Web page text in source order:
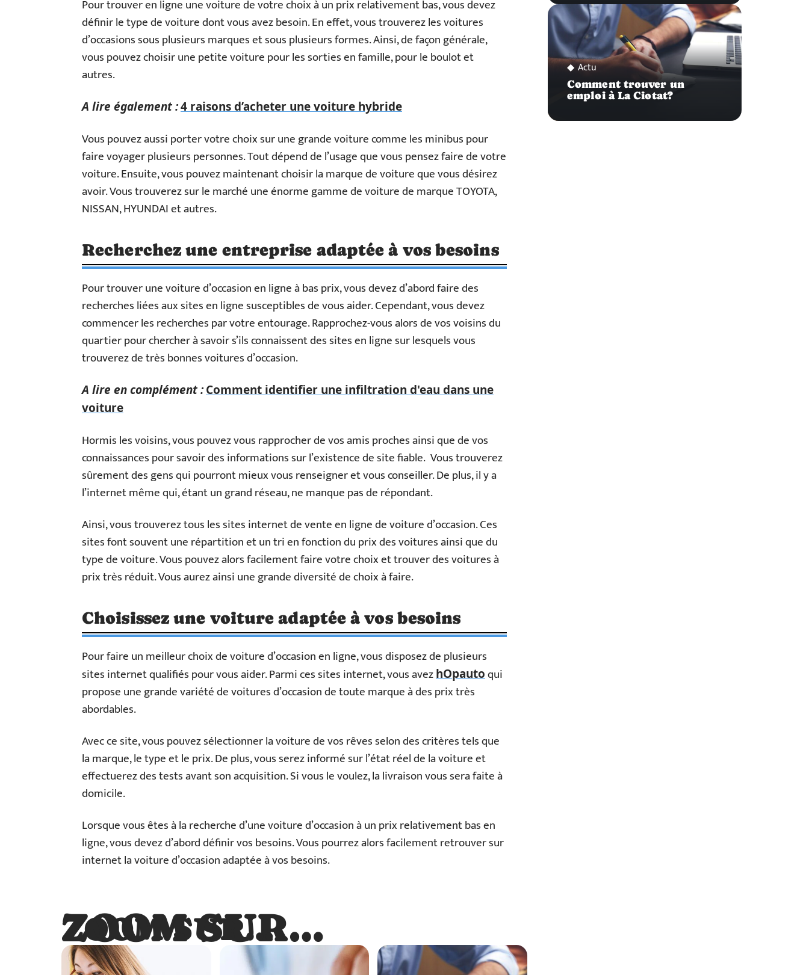
Pour trouver en ligne une voiture de votre choix à un prix relativement bas, vous devez
définir le type de voiture dont vous avez besoin. En effet, vous trouverez les voitures
d’occasions sous plusieurs marques et sous plusieurs formes. Ainsi, de façon générale,
vous pouvez choisir une petite voiture pour les sorties en famille, pour le boulot et
autres.
A lire également :4 raisons d’acheter une voiture hybride
Vous pouvez aussi porter votre choix sur une grande voiture comme les minibus pour
faire voyager plusieurs personnes. Tout dépend de l’usage que vous pensez faire de votre
voiture. Ensuite, vous pouvez maintenant choisir la marque de voiture que vous désirez
avoir. Vous trouverez sur le marché une énorme gamme de voiture de marque TOYOTA,
NISSAN, HYUNDAI et autres.
Recherchez une entreprise adaptée à vos besoins
Pour trouver une voiture d’occasion en ligne à bas prix, vous devez d’abord faire des
recherches liées aux sites en ligne susceptibles de vous aider. Cependant, vous devez
commencer les recherches par votre entourage. Rapprochez-vous alors de vos voisins du
quartier pour chercher à savoir s’ils connaissent des sites en ligne sur lesquels vous
trouverez de très bonnes voitures d’occasion.
A lire en complément :Comment identifier une infiltration d'eau dans une
voiture
Hormis les voisins, vous pouvez vous rapprocher de vos amis proches ainsi que de vos
connaissances pour savoir des informations sur l’existence de site fiable. Vous trouverez
sûrement des gens qui pourront mieux vous renseigner et vous conseiller. De plus, il y a
l’internet même qui, étant un grand réseau, ne manque pas de répondant.
Ainsi, vous trouverez tous les sites internet de vente en ligne de voiture d’occasion. Ces
sites font souvent une répartition et un tri en fonction du prix des voitures ainsi que du
type de voiture. Vous pouvez alors facilement faire votre choix et trouver des voitures à
prix très réduit. Vous aurez ainsi une grande diversité de choix à faire.
Choisissez une voiture adaptée à vos besoins
Pour faire un meilleur choix de voiture d’occasion en ligne, vous disposez de plusieurs
sites internet qualifiés pour vous aider. Parmi ces sites internet, vous avezhOpautoqui
propose une grande variété de voitures d’occasion de toute marque à des prix très
abordables.
Avec ce site, vous pouvez sélectionner la voiture de vos rêves selon des critères tels que
la marque, le type et le prix. De plus, vous serez informé sur l’état réel de la voiture et
effectuerez des tests avant son acquisition. Si vous le voulez, la livraison vous sera faite à
domicile.
Lorsque vous êtes à la recherche d’une voiture d’occasion à un prix relativement bas en
ligne, vous devez d’abord définir vos besoins. Vous pourrez alors facilement retrouver sur
internet la voiture d’occasion adaptée à vos besoins.
ZOOM SUR…
ZOOM SUR…
Actu
Comment trouver un
emploi à La Ciotat?